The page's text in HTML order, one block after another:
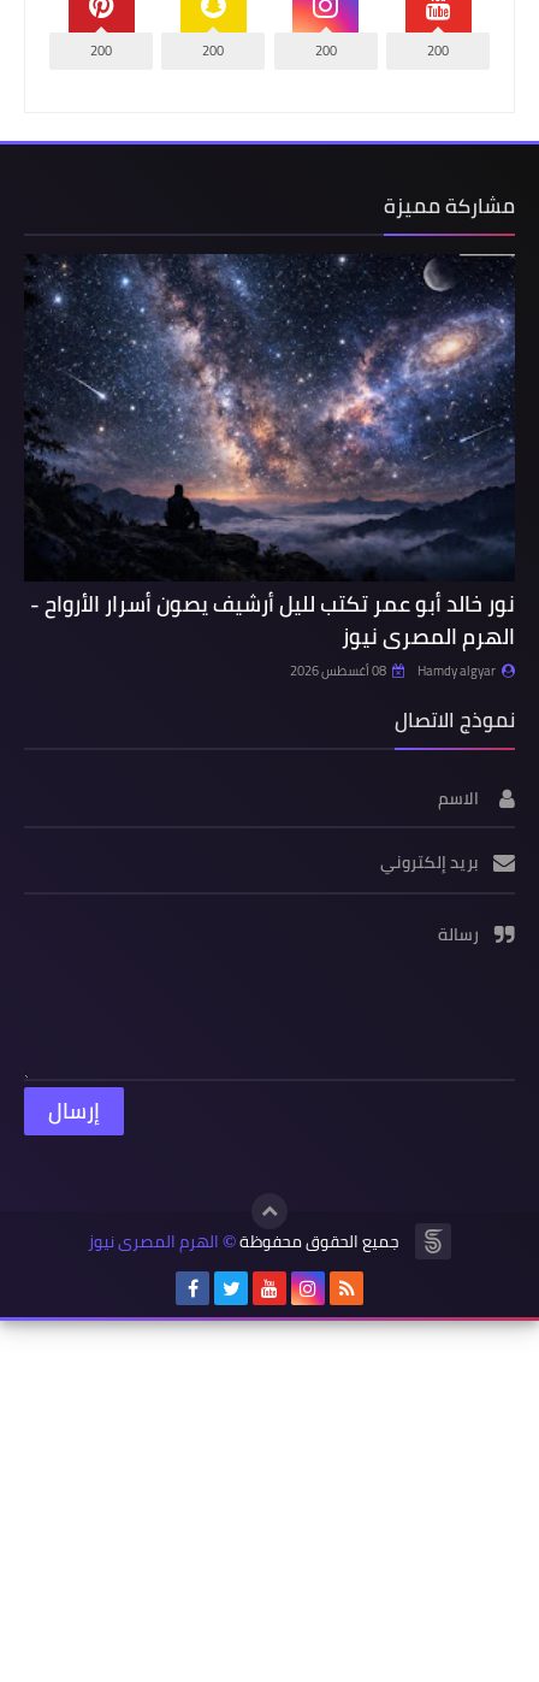
200
200
200
200
مشاركة مميزة
نور خالد أبو عمر تكتب لليل أرشيف يصون أسرار الأرواح -
الهرم المصرى نيوز
Hamdy algyar 08 أغسطس 2026
نموذج الاتصال
الاسم
بريد إلكتروني
رسالة
جميع الحقوق محفوظة© الهرم المصرى نيوز